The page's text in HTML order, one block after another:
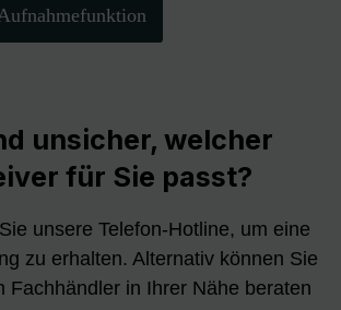
unsicher, welcher
für Sie passt?
unsere Telefon-Hotline, um eine
zu erhalten. Alternativ können Sie
Fachhändler in Ihrer Nähe beraten